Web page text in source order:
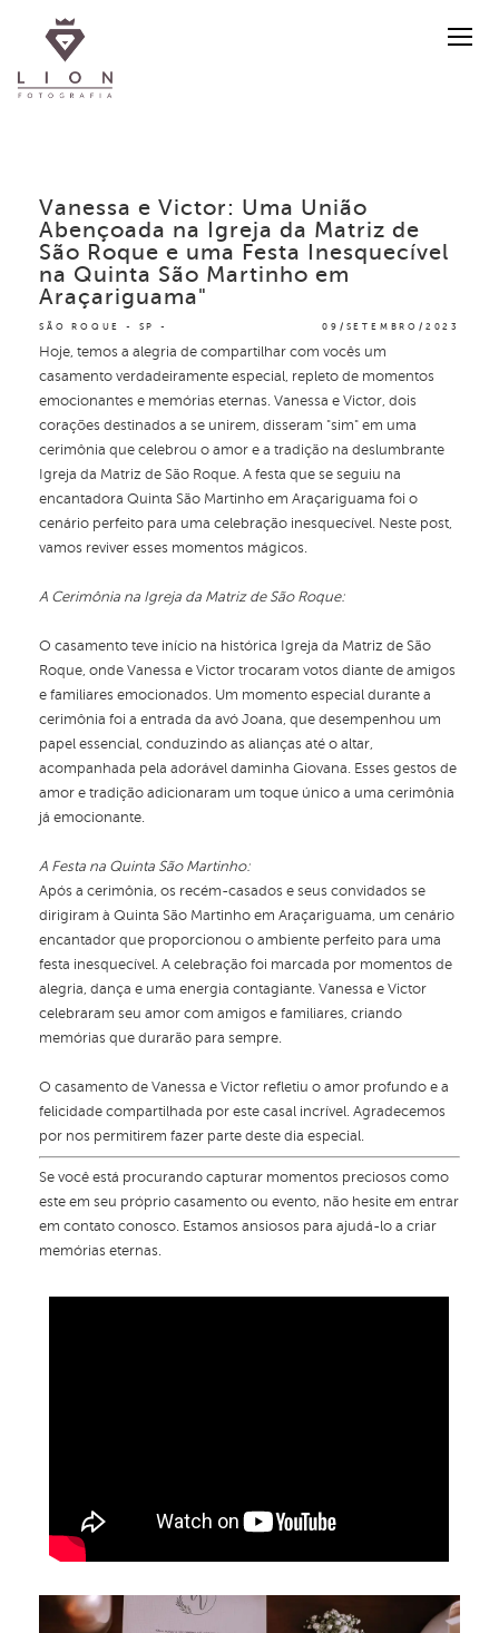
SÃO ROQUE - SP 09/SETEMBRO/2023
Vanessa e Victor: Uma União
Abençoada na Igreja da Matriz de
São Roque e uma Festa Inesquecível
na Quinta São Martinho em
Araçariguama"
Hoje, temos a alegria de compartilhar com vocês um
casamento verdadeiramente especial, repleto de momentos
emocionantes e memórias eternas. Vanessa e Victor, dois
corações destinados a se unirem, disseram "sim" em uma
cerimônia que celebrou o amor e a tradição na deslumbrante
Igreja da Matriz de São Roque. A festa que se seguiu na
encantadora Quinta São Martinho em Araçariguama foi o
cenário perfeito para uma celebração inesquecível. Neste post,
vamos reviver esses momentos mágicos.
A Cerimônia na Igreja da Matriz de São Roque:
O casamento teve início na histórica Igreja da Matriz de São
Roque, onde Vanessa e Victor trocaram votos diante de amigos
e familiares emocionados. Um momento especial durante a
cerimônia foi a entrada da avó Joana, que desempenhou um
papel essencial, conduzindo as alianças até o altar,
acompanhada pela adorável daminha Giovana. Esses gestos de
amor e tradição adicionaram um toque único a uma cerimônia
já emocionante.
A Festa na Quinta São Martinho:
Após a cerimônia, os recém-casados e seus convidados se
dirigiram à Quinta São Martinho em Araçariguama, um cenário
encantador que proporcionou o ambiente perfeito para uma
festa inesquecível. A celebração foi marcada por momentos de
alegria, dança e uma energia contagiante. Vanessa e Victor
celebraram seu amor com amigos e familiares, criando
memórias que durarão para sempre.
O casamento de Vanessa e Victor refletiu o amor profundo e a
felicidade compartilhada por este casal incrível. Agradecemos
por nos permitirem fazer parte deste dia especial.
Se você está procurando capturar momentos preciosos como
este em seu próprio casamento ou evento, não hesite em entrar
em contato conosco. Estamos ansiosos para ajudá-lo a criar
memórias eternas.